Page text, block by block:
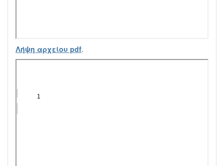
Λήψη αρχείου pdf.